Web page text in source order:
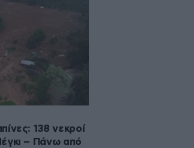
138 νεκροί
– Πάνω από